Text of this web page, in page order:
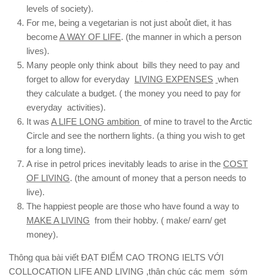
levels of society).
For me, being a vegetarian is not just aboủt diet, it has
becomeA WAY OF LIFE. (the manner in which a person
lives).
Many people only think about bills they need to pay and
forget to allow for everyday LIVING EXPENSES when
they calculate a budget. ( the money you need to pay for
everyday activities).
It was A LIFE LONG ambition of mine to travel to the Arctic
Circle and see the northern lights. (a thing you wish to get
for a long time).
A rise in petrol prices inevitably leads to arise in the COST
OF LIVING. (the amount of money that a person needs to
live).
The happiest people are those who have found a way to
MAKE A LIVING from their hobby. ( make/ earn/ get
money).
Thông qua bài viết ĐẠT ĐIỂM CAO TRONG IELTS VỚI
COLLOCATION LIFE AND LIVING ,thân chúc các mem sớm